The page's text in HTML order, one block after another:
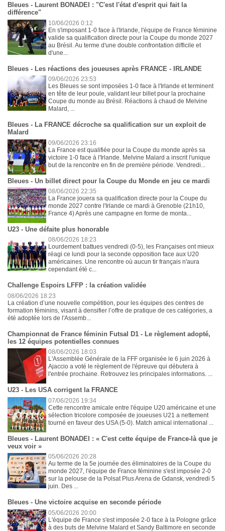
Bleues - Laurent BONADEI : "C'est l'état d'esprit qui fait la
différence"
10/06/2026 0:12
En s'imposant 1-0 face à l'Irlande, l'équipe de France féminine
valide sa qualification directe pour la Coupe du monde 2027
au Brésil. Au terme d'une double confrontation difficile et
d'une...
Bleues - Les réactions des joueuses après FRANCE - IRLANDE
09/06/2026 23:53
Les Bleues se sont imposées 1-0 face à l'Irlande et terminent
en tête de leur poule, validant leur billet pour la prochaine
Coupe du monde au Brésil. Réactions à chaud de Melvine
Malard, ...
Bleues - La FRANCE décroche sa qualification sur un exploit de
Malard
09/06/2026 23:16
La France est qualifiée pour la Coupe du monde après sa
victoire 1-0 face à l'Irlande. Melvine Malard a inscrit l'unique
but de la rencontre en fin de première période. Vendredi...
Bleues - Un billet direct pour la Coupe du Monde en jeu ce mardi
08/06/2026 22:35
La France jouera sa qualification directe pour la Coupe du
monde 2027 contre l'Irlande ce mardi à Grenoble (21h10,
France 4) Après une campagne en forme de monta...
U23 - Une défaite plus honorable
08/06/2026 18:23
Lourdement battues vendredi (0-5), les Françaises ont mieux
réagi ce lundi pour la seconde opposition face aux U20
américaines. Une rencontre où aucun tir français n'aura
cependant été c...
Challenge Espoirs LFFP : la création validée
08/06/2026 18:23
La création d’une nouvelle compétition, pour les équipes des centres de
formation féminins, visant à densifier l’offre de pratique de ces catégories, a
été adoptée lors de l'Assemb...
Championnat de France féminin Futsal D1 - Le règlement adopté,
les 12 équipes potentielles connues
08/06/2026 18:03
L'Assemblée Générale de la FFF organisée le 6 juin 2026 à
Ajaccio a voté le règlement de l'épreuve qui débutera à
l'entrée prochaine. Retrouvez les principales informations. ...
U23 - Les USA corrigent la FRANCE
07/06/2026 19:34
Cette rencontre amicale entre l'équipe U20 américaine et une
sélection tricolore composée de joueuses U21 a nettement
tourné en faveur des USA (5-0). Match amical international ...
Bleues - Laurent BONADEI : « C'est cette équipe de France-là que je
veux voir »
05/06/2026 20:28
Au terme de la 5e journée des éliminatoires de la Coupe du
monde 2027, l'équipe de France féminine s'est imposée 2-0
sur la pelouse de la Polsat Plus Arena de Gdansk, vendredi 5
juin. Des ...
Bleues - Une victoire acquise en seconde période
05/06/2026 20:00
L'équipe de France s'est imposée 2-0 face à la Pologne grâce
à des buts de Melvine Malard et Sandy Baltimore en seconde